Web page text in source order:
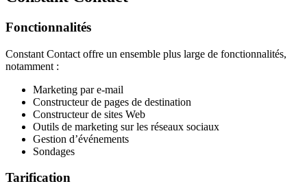
Fonctionnalités
Constant Contact offre un ensemble plus large de fonctionnalités,
notamment :
Marketing par e-mail
Constructeur de pages de destination
Constructeur de sites Web
Outils de marketing sur les réseaux sociaux
Gestion d’événements
Sondages
Tarification